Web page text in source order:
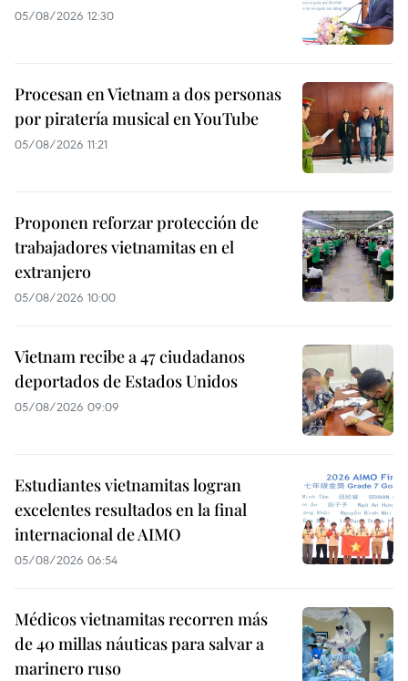
05/08/2026 12:30
Procesan en Vietnam a dos personas
por piratería musical en YouTube
05/08/2026 11:21
Proponen reforzar protección de
trabajadores vietnamitas en el
extranjero
05/08/2026 10:00
Vietnam recibe a 47 ciudadanos
deportados de Estados Unidos
05/08/2026 09:09
Estudiantes vietnamitas logran
excelentes resultados en la final
internacional de AIMO
05/08/2026 06:54
Médicos vietnamitas recorren más
de 40 millas náuticas para salvar a
marinero ruso